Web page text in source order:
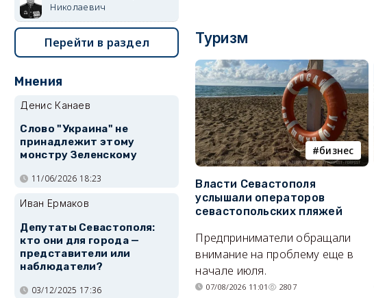
Туризм
бизнес
Власти Севастополя
услышали операторов
севастопольских пляжей
Предприниматели обращали
внимание на проблему еще в
начале июля.
07/08/2026 11:01 2807
Николаевич
Перейти в раздел
Мнения
Денис Канаев
Слово "Украина" не
принадлежит этому
монстру Зеленскому
11/06/2026 18:23
Иван Ермаков
Депутаты Севастополя:
кто они для города —
представители или
наблюдатели?
03/12/2025 17:36